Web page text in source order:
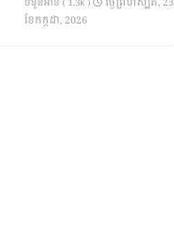
ខែ​កក្កដា, 2026